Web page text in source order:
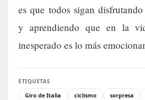
es que todos sigan
y aprendiendo que en la
inesperado es lo más
ETIQUETAS
Giro de Italia
ciclismo sorpresa